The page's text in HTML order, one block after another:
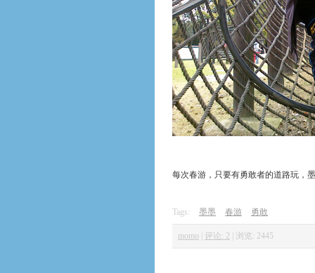
每次春游，只要有勇敢者的道路玩，
Tags: 墨墨 春游 勇敢
momo 评论: 2 浏览: 2445